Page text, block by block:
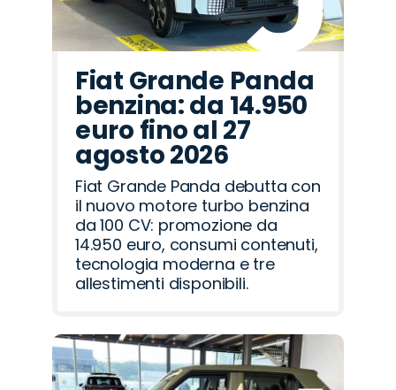
Fiat Grande Panda
benzina: da 14.950
euro fino al 27
agosto 2026
Fiat Grande Panda debutta con
il nuovo motore turbo benzina
da 100 CV: promozione da
14.950 euro, consumi contenuti,
tecnologia moderna e tre
allestimenti disponibili.